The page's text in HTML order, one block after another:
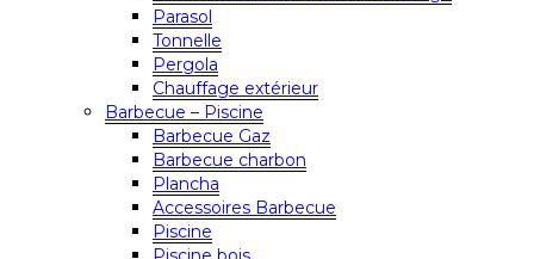
Parasol
Tonnelle
Pergola
Chauffage extérieur
Barbecue – Piscine
Barbecue Gaz
Barbecue charbon
Plancha
Accessoires Barbecue
Piscine